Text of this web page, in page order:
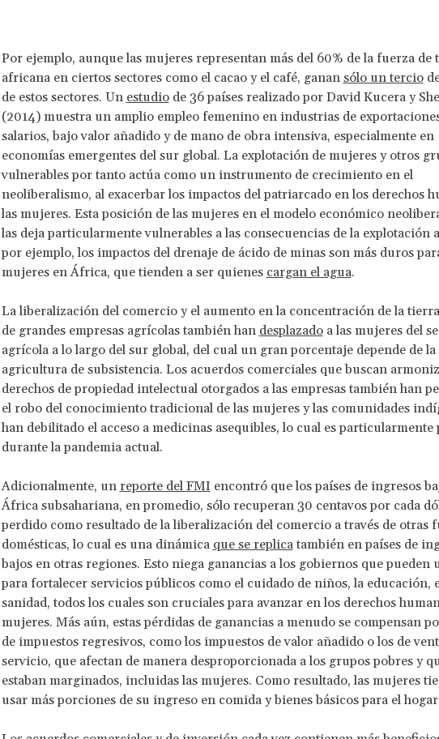
Por ejemplo, aunque las mujeres representan más del 60% de la fuerza de
africana en ciertos sectores como el cacao y el café, ganan sólo un tercio
de estos sectores. Un estudiode 36 países realizado por David Kucera y
(2014) muestra un amplio empleo femenino en industrias de
salarios, bajo valor añadido y de mano de obra intensiva, especialmente en
economías emergentes del sur global. La explotación de mujeres y otros
vulnerables por tanto actúa como un instrumento de crecimiento en el
neoliberalismo, al exacerbar los impactos del patriarcado en los derechos
las mujeres. Esta posición de las mujeres en el modelo económico
las deja particularmente vulnerables a las consecuencias de la explotación
por ejemplo, los impactos del drenaje de ácido de minas son más duros
mujeres en África, que tienden a ser quienes cargan el agua.
La liberalización del comercio y el aumento en la concentración de la
de grandes empresas agrícolas también han desplazadoa las mujeres del
agrícola a lo largo del sur global, del cual un gran porcentaje depende de la
agricultura de subsistencia. Los acuerdos comerciales que buscan
derechos de propiedad intelectual otorgados a las empresas también han
el robo del conocimiento tradicional de las mujeres y las comunidades
han debilitado el acceso a medicinas asequibles, lo cual es
durante la pandemia actual.
Adicionalmente, un reporte del FMI encontró que los países de ingresos
África subsahariana, en promedio, sólo recuperan 30 centavos por cada
perdido como resultado de la liberalización del comercio a través de otras
domésticas, lo cual es una dinámica que se replicatambién en países de
bajos en otras regiones. Esto niega ganancias a los gobiernos que pueden
para fortalecer servicios públicos como el cuidado de niños, la educación,
sanidad, todos los cuales son cruciales para avanzar en los derechos
mujeres. Más aún, estas pérdidas de ganancias a menudo se compensan
de impuestos regresivos, como los impuestos de valor añadido o los de
servicio, que afectan de manera desproporcionada a los grupos pobres y
estaban marginados, incluidas las mujeres. Como resultado, las mujeres
usar más porciones de su ingreso en comida y bienes básicos para el